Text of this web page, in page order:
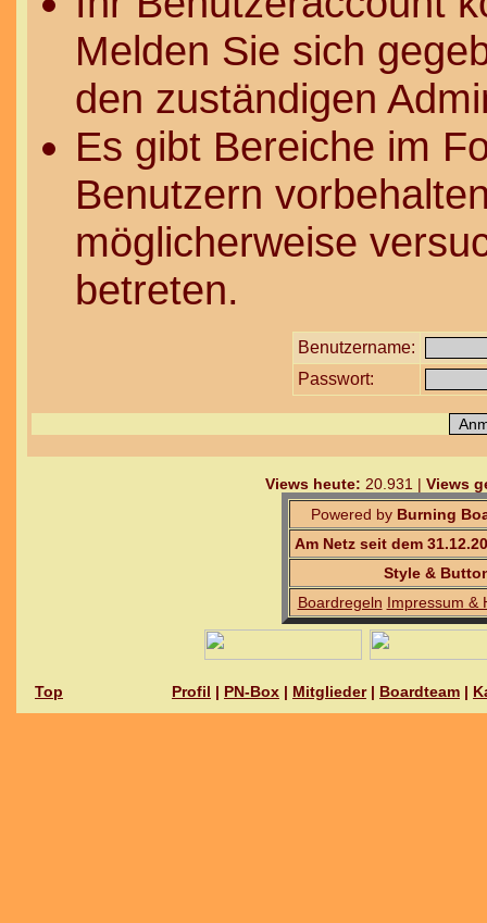
Melden Sie sich
den zuständigen
Es gibt Bereiche im
Benutzern
möglicherweise
betreten.
Benutzername:
Passwort:
Views heute: 20.931 | Views
Powered by Burning
Am Netz seit dem
Style &
Boardregeln Impressum &
Top Profil | PN-Box | Mitglieder| Boardteam |